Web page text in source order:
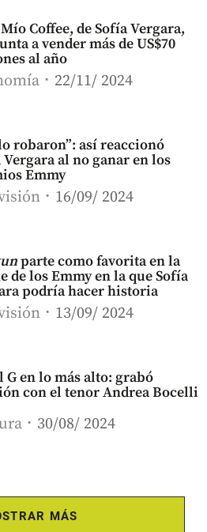
Coffee, de Sofía Vergara,
a vender más de US$70
al año
22/11/ 2024
robaron”: así reaccionó
Vergara al no ganar en los
Emmy
16/09/ 2024
parte como favorita en la
de los Emmy en la que Sofía
podría hacer historia
13/09/ 2024
G en lo más alto: grabó
con el tenor Andrea Bocelli
30/08/ 2024
MÁS